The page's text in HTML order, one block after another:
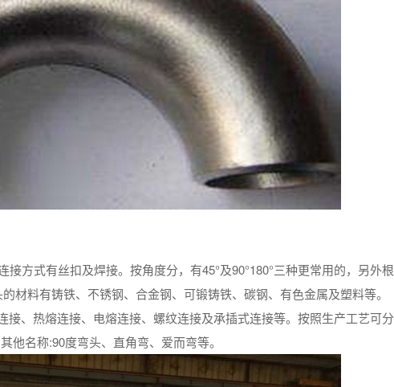
方式有丝扣及焊接。按角度分，有45°及90°180°三种更常用的，另外根
材料有铸铁、不锈钢、合金钢、可锻铸铁、碳钢、有色金属及塑料等。
、热熔连接、电熔连接、螺纹连接及承插式连接等。按照生产工艺可分
他名称:90度弯头、直角弯、爱而弯等。